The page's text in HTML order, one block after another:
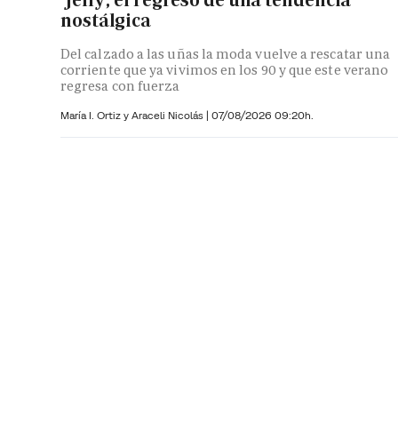
nostálgica
Del calzado a las uñas la moda vuelve a rescatar una
corriente que ya vivimos en los 90 y que este verano
regresa con fuerza
María I. Ortiz y Araceli Nicolás | 07/08/2026 09:20h.